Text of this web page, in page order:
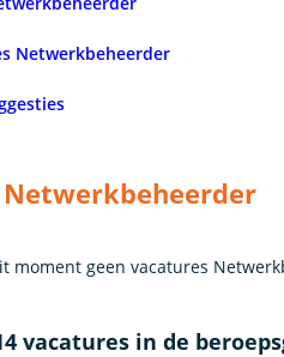
Netwerkbeheerder
Netwerkbeheerder
moment geen vacatures
vacatures in de